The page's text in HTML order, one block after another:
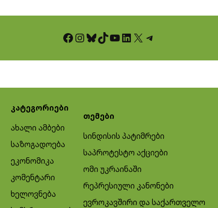
Facebook InstagramBluesky TikTok YouTube LinkedIn X Telegram
კატეგორიები
ახალი ამბები
საზოგადოება
ეკონომიკა
კომენტარი
ხელოვნება
თემები
სინდისის პატიმრები
საპროტესტო აქციები
ომი უკრაინაში
რეპრესიული კანონები
ევროკავშირი და საქართველო